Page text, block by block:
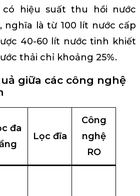
có hiệu suất thu hồi nước
nghĩa là từ 100 lít nước cấp
40-60 lít nước tinh khiết
thải chỉ khoảng 25%.
giữa các công nghệ
đa
Lọc đĩa
Công
nghệ
RO